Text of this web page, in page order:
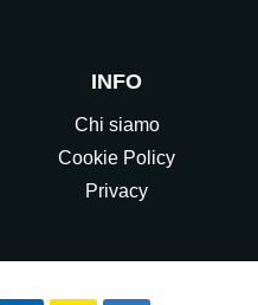
INFO
Chi siamo
Cookie Policy
Privacy